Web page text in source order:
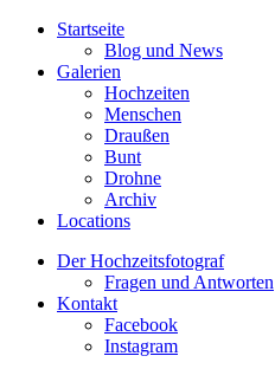
Startseite
Blog und News
Galerien
Hochzeiten
Menschen
Draußen
Bunt
Drohne
Archiv
Locations
Der Hochzeitsfotograf
Fragen und Antworten
Kontakt
Facebook
Instagram